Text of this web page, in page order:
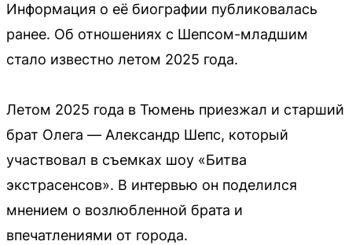
Информация о её биографии публиковалась
ранее. Об отношениях с Шепсом-младшим
стало известно летом 2025 года.
Летом 2025 года в Тюмень приезжал и старший
брат Олега — Александр Шепс, который
участвовал в съемках шоу «Битва
экстрасенсов». В интервью он поделился
мнением о возлюбленной брата и
впечатлениями от города.